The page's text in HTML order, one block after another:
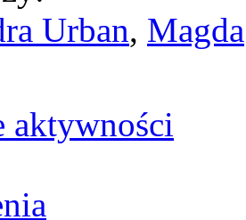
Urban, Magda
aktywności